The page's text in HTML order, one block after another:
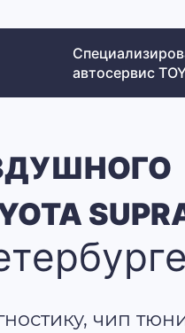
автосервис
чип